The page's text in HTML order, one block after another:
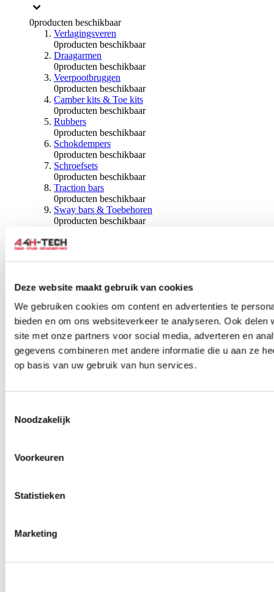
Deze website maakt gebruik van cookies
We gebruiken cookies om content en advertenties te
bieden en om ons websiteverkeer te analyseren. Ook
site met onze partners voor social media, adverteren en
gegevens combineren met andere informatie die u aan ze
op basis van uw gebruik van hun services.
Noodzakelijk
Voorkeuren
Statistieken
Marketing
0producten beschikbaar
Verlagingsveren
0producten beschikbaar
Draagarmen
0producten beschikbaar
Veerpootbruggen
0producten beschikbaar
Camber kits & Toe kits
0producten beschikbaar
Rubbers
0producten beschikbaar
Schokdempers
0producten beschikbaar
Schroefsets
0producten beschikbaar
Traction bars
0producten beschikbaar
Sway bars & Toebehoren
0producten beschikbaar
0producten beschikbaar
Wiellagers & Naven
0producten beschikbaar
0producten beschikbaar
Spoorverbreders
0producten beschikbaar
Wielmoeren
0producten beschikbaar
Draadeinden
0 producten beschikbaar
0producten beschikbaar
0producten beschikbaar